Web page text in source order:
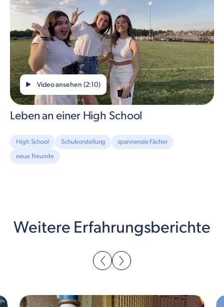
Video ansehen (2:10)
Leben an einer High School
High School Schulvorstellung
spannende Fächer
neue Freunde
Weitere Erfahrungsberichte